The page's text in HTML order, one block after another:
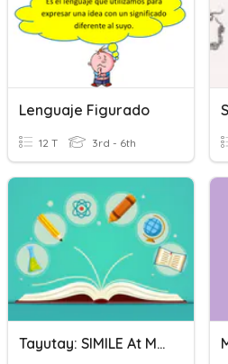
Lenguaje Figurado
12 T 3rd - 6th
Tayutay: SIMILE At METAPORA